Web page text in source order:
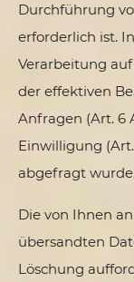
Durchführung
erforderlich ist.
Verarbeitung
der effektiven
Anfragen (Art. 6
Einwilligung (Art.
abgefragt
Die von Ihnen
übersandten
Löschung